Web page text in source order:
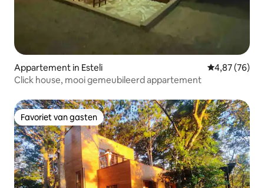
Appartement in Esteli Gemiddelde
4,87 (76)
Click house, mooi gemeubileerd appartement
Favoriet van gasten
Favoriet van gasten